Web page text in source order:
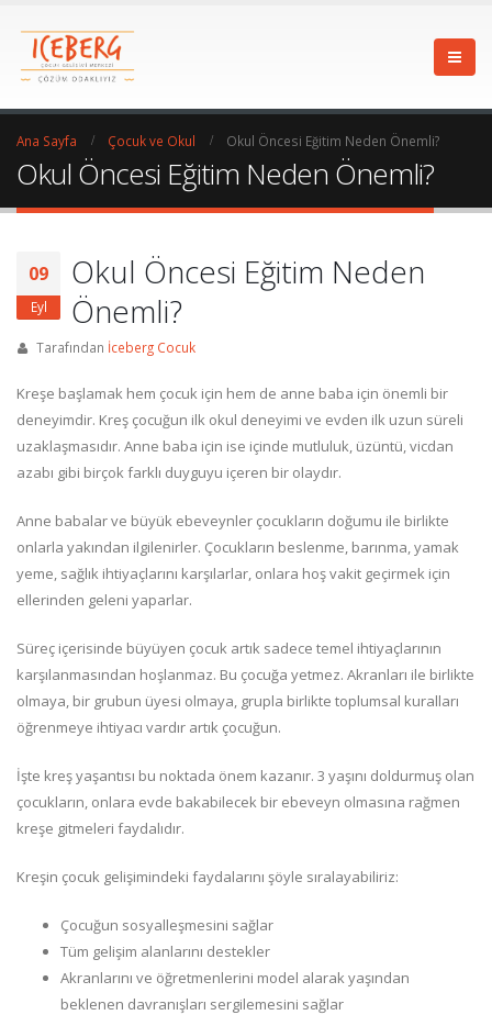
Ana Sayfa Çocuk ve Okul Okul Öncesi Eğitim Neden Önemli?
Okul Öncesi Eğitim Neden Önemli?
09
Eyl
Okul Öncesi Eğitim Neden
Önemli?
Tarafından İceberg Cocuk
Kreşe başlamak hem çocuk için hem de anne baba için önemli bir
deneyimdir. Kreş çocuğun ilk okul deneyimi ve evden ilk uzun süreli
uzaklaşmasıdır. Anne baba için ise içinde mutluluk, üzüntü, vicdan
azabı gibi birçok farklı duyguyu içeren bir olaydır.
Anne babalar ve büyük ebeveynler çocukların doğumu ile birlikte
onlarla yakından ilgilenirler. Çocukların beslenme, barınma, yamak
yeme, sağlık ihtiyaçlarını karşılarlar, onlara hoş vakit geçirmek için
ellerinden geleni yaparlar.
Süreç içerisinde büyüyen çocuk artık sadece temel ihtiyaçlarının
karşılanmasından hoşlanmaz. Bu çocuğa yetmez. Akranları ile birlikte
olmaya, bir grubun üyesi olmaya, grupla birlikte toplumsal kuralları
öğrenmeye ihtiyacı vardır artık çocuğun.
İşte kreş yaşantısı bu noktada önem kazanır. 3 yaşını doldurmuş olan
çocukların, onlara evde bakabilecek bir ebeveyn olmasına rağmen
kreşe gitmeleri faydalıdır.
Kreşin çocuk gelişimindeki faydalarını şöyle sıralayabiliriz:
Çocuğun sosyalleşmesini sağlar
Tüm gelişim alanlarını destekler
Akranlarını ve öğretmenlerini model alarak yaşından
beklenen davranışları sergilemesini sağlar